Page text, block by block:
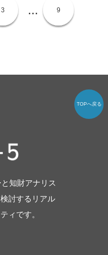
3 ... 9
TOPへ戻る
知財アナリス
討するリアル
ィです。